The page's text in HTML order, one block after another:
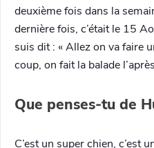
deuxième fois dans la
dernière fois, c’était le 15
suis dit : « Allez on va faire
coup, on fait la balade
Que penses-tu de
C’est un super chien, c’est